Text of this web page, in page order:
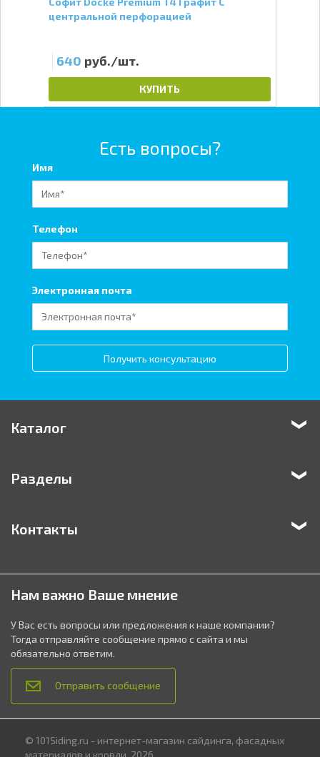
центральной перфорацией
640 руб./шт.
КУПИТЬ
Есть вопросы?
Имя
Телефон
Электронная почта
Получить консультацию
Каталог
Разделы
Контакты
Нам важно Ваше мнение
У Вас есть вопросы или предложения к наше компании?
Тогда отправляйте сообщение прямо с сайта и мы
обязательно ответим.
Отправить сообщение
© 101Siding.ru - интернет-магазин сайдинга, фасадных
материалов и кровли, 2026